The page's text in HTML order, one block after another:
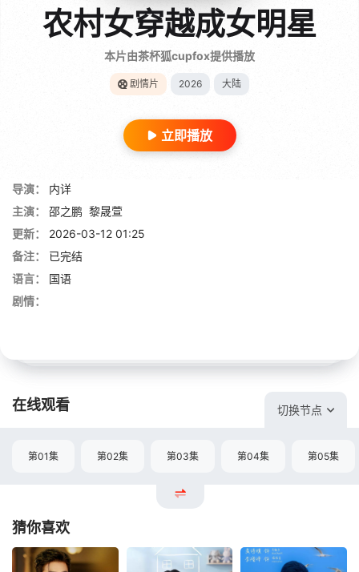
农村女穿越成女明星
本片由茶杯狐cupfox提供播放
剧情片 2026 大陆
立即播放
导演：
内详
主演：
邵之鹏 黎晟萱
更新：
2026-03-12 01:25
备注：
已完结
语言：
国语
剧情：
在线观看 切换节点
第01集 第02集 第03集 第04集 第05集
猜你喜欢